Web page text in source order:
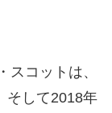
スコットは、
そして2018年